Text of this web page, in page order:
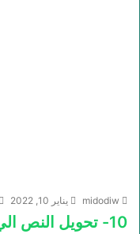
midodiw يناير 10, 2022
10- تحويل النص